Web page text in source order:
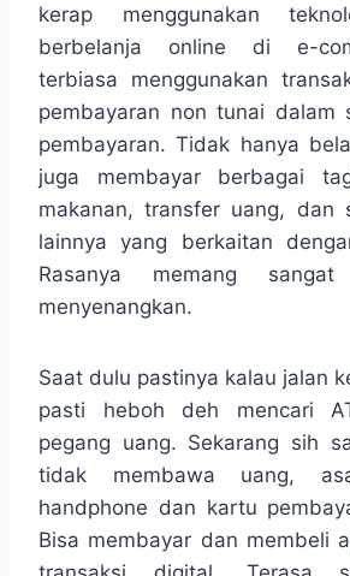
kerap menggunakan
berbelanja online di e-
terbiasa menggunakan
pembayaran non tunai dalam
pembayaran. Tidak hanya
juga membayar berbagai
makanan, transfer uang, dan
lainnya yang berkaitan
Rasanya memang
menyenangkan.
Saat dulu pastinya kalau jalan
pasti heboh deh mencari
pegang uang. Sekarang sih
tidak membawa uang,
handphone dan kartu
Bisa membayar dan membeli